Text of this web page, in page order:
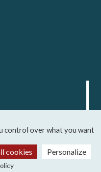
control over what you want
cookies Personalize